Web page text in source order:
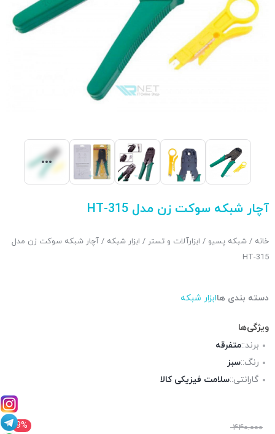
آچار شبکه سوکت زن مدل HT-315
خانه / شبکه پسیو / ابزارآلات و تستر / ابزار شبکه / آچار شبکه سوکت زن مدل
HT-315
دسته بندی هاابزار شبکه
ویژگی‌ها
برند::متفرقه
رنگ::سبز
گارانتی::سلامت فیزیکی کالا
9% ۴۴۰.۰۰۰